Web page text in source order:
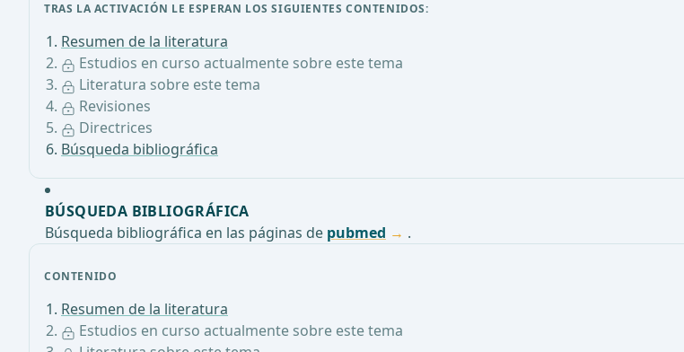
CONTENIDO
Resumen de la literatura
Estudios en curso actualmente sobre este tema
TRAS LA ACTIVACIÓN LE ESPERAN LOS SIGUIENTES CONTENIDOS:
Resumen de la literatura
Estudios en curso actualmente sobre este tema
Literatura sobre este tema
Revisiones
Directrices
Búsqueda bibliográfica
BÚSQUEDA BIBLIOGRÁFICA
Búsqueda bibliográfica en las páginas de pubmed .